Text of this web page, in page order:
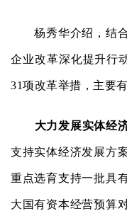
杨秀华介绍，结合
企业改革深化提升行
31项改革举措，主要
大力发展实体经济
支持实体经济发展方
重点选育支持一批具
大国有资本经营预算